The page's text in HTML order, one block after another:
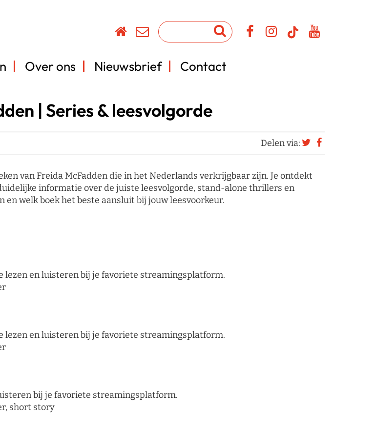
Over ons Nieuwsbrief Contact
| Series & leesvolgorde
Delen via:
van Freida McFadden die in het Nederlands verkrijgbaar zijn. Je ontdekt
informatie over de juiste leesvolgorde, stand-alone thrillers en
welk boek het beste aansluit bij jouw leesvoorkeur.
lezen en luisteren bij je favoriete streamingsplatform.
lezen en luisteren bij je favoriete streamingsplatform.
bij je favoriete streamingsplatform.
short story